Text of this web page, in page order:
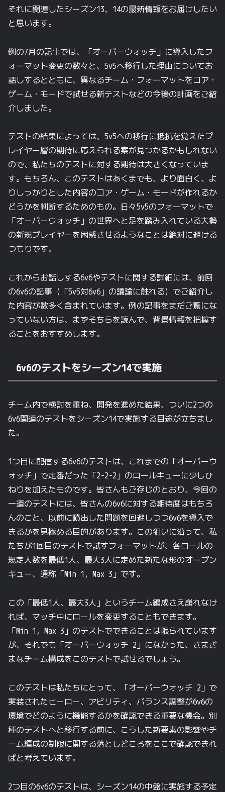
それに関連したシーズン13、14の最新情報をお届けしたい
と思います。
例の7月の記事では、「オーバーウォッチ」に導入したフ
ォーマット変更の数々と、5v5へ移行した理由についてお
話しするとともに、異なるチーム・フォーマットをコア・
ゲーム・モードで試せる新テストなどの今後の計画をご紹
介しました。
テストの結果によっては、5v5への移行に抵抗を覚えたプ
レイヤー層の期待に応えられる案が見つかるかもしれない
ので、私たちのテストに対する期待は大きくなっていま
す。もちろん、このテストはあくまでも、より面白く、よ
りしっかりとした内容のコア・ゲーム・モードが作れるか
どうかを判断するためのもの。日々5v5のフォーマットで
「オーバーウォッチ」の世界へと足を踏み入れている大勢
の新規プレイヤーを困惑させるようなことは絶対に避ける
つもりです。
これからお話しする6v6やテストに関する詳細には、前回
の6v6の記事（「5v5対6v6」の議論に触れる）でご紹介し
た内容が数多く含まれています。例の記事をまだご覧にな
っていない方は、まずそちらを読んで、背景情報を把握す
ることをおすすめします。
6v6のテストをシーズン14で実施
チーム内で検討を重ね、開発を進めた結果、ついに2つの
6v6関連のテストをシーズン14で実施する目途が立ちまし
た。
1つ目に配信する6v6のテストは、これまでの「オーバーウ
ォッチ」で定番だった「2-2-2」のロールキューに少しひ
ねりを加えたものです。皆さんもご存じのとおり、今回の
一連のテストには、皆さんの6v6に対する期待度はもちろ
んのこと、以前に噴出した問題を回避しつつ6v6を導入で
きるかを見極める目的があります。この狙いに沿って、私
たちが1回目のテストで試すフォーマットが、各ロールの
規定人数を最低1人、最大3人に定めた新たな形のオープン
キュー、通称「Min 1, Max 3」です。
この「最低1人、最大3人」というチーム編成さえ崩れなけ
れば、マッチ中にロールを変更することもできます。
「Min 1, Max 3」のテストでできることは限られています
が、それでも「オーバーウォッチ 2」になかった、さまざ
まなチーム構成をこのテストで試せるでしょう。
このテストは私たちにとって、「オーバーウォッチ 2」で
実装されたヒーロー、アビリティ、バランス調整が6v6の
環境でどのように機能するかを確認できる重要な機会。別
種のテストへと移行する前に、こうした新要素の影響やチ
ーム編成の制限に関する落としどころをここで確認できれ
ばと考えています。
2つ目の6v6のテストは、シーズン14の中盤に実施する予定